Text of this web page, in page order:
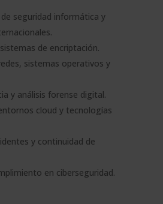
seguridad informática y
de encriptación.
sistemas operativos y
y análisis forense digital.
cloud y tecnologías
y continuidad de
en ciberseguridad.